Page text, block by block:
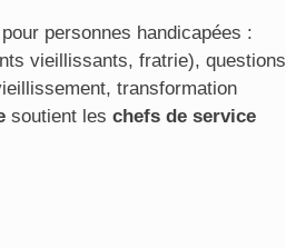
personnes handicapées :
vieillissants, fratrie), questions
transformation
soutient les chefs de service